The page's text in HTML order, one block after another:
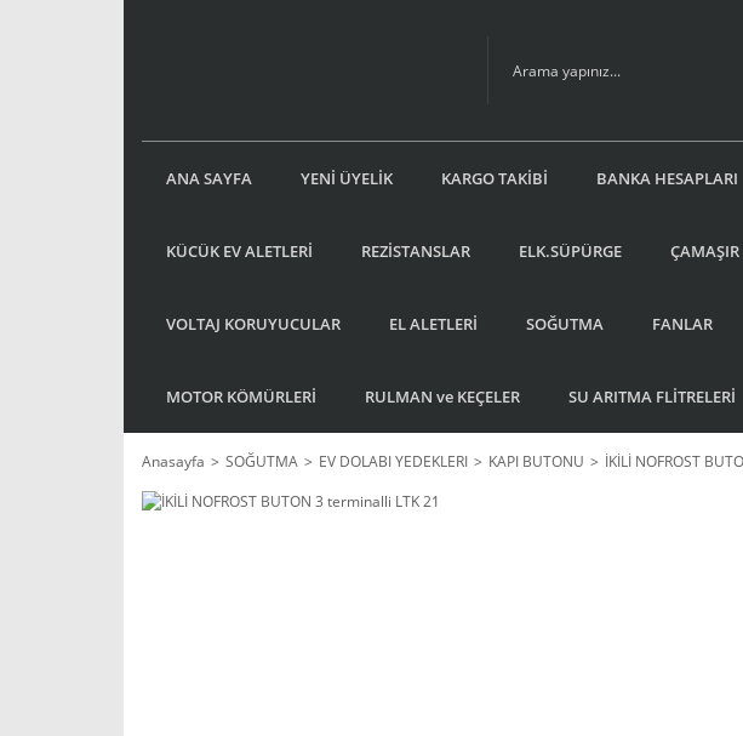
ANA SAYFA YENİ ÜYELİK KARGO TAKİBİ BANKA HESAPLARI
KÜCÜK EV ALETLERİ REZİSTANSLAR ELK.SÜPÜRGE
VOLTAJ KORUYUCULAR EL ALETLERİ SOĞUTMA FANLAR
MOTOR KÖMÜRLERİ RULMAN ve KEÇELER SU ARITMA FLİTRELERİ
Anasayfa SOĞUTMA EV DOLABI YEDEKLERI KAPI BUTONU
İKİLİ NOFROST